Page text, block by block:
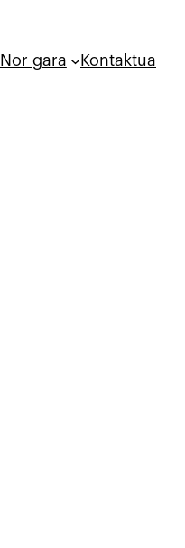
Nor gara Kontaktua